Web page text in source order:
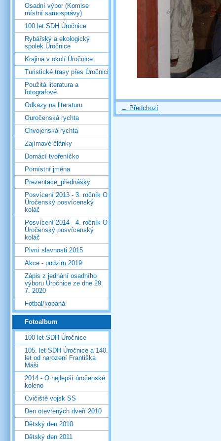
← Předchozí
Osadní výbor (Komise
místní samosprávy)
100 let SDH Úročnice
Rybářský a ekologický
spolek Úročnice
Krajina v okolí Úročnice
Turistické trasy přes Úročnici
Použitá literatura a
fotografové
Odkazy na literaturu
Ouročenská rychta
Chvojenská rychta
Zajímavé články
Domácí tvořeníčko
Pomístní jména
Prezentace_přednášky
Posvícení 2013 - 3. ročník O
Úročenský posvícenský
koláč
Posvícení 2014 - 4. ročník O
Úročenský posvícenský
koláč
Pivní slavnosti 2015
Akce - podzim 2019
Zápis z jednání osadního
výboru Úročnice ze dne 29.
7. 2020
Fotbal/kopaná
Fotoalbum
100 let SDH Úročnice
105. let SDH Úročnice a 140.
let od narození Františka
Máši
2014 - O nejlepší úročenské
koleno
Cvičiště vojsk SS
Den otevřených dveří 2010
Dětský den 2010
Dětský den 2011